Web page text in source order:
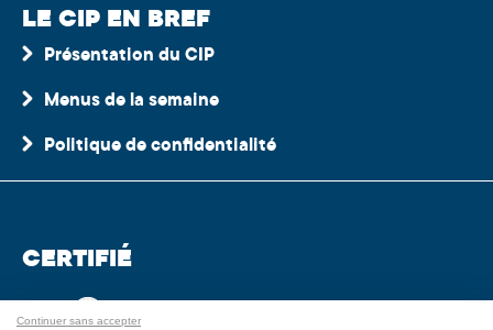
LE CIP EN BREF
Présentation du CIP
Menus de la semaine
Politique de confidentialité
CERTIFIÉ
Continuer sans accepter